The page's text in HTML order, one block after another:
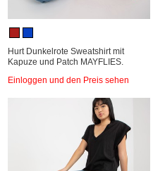
Hurt Dunkelrote Sweatshirt mit
Kapuze und Patch MAYFLIES.
Einloggen und den Preis sehen